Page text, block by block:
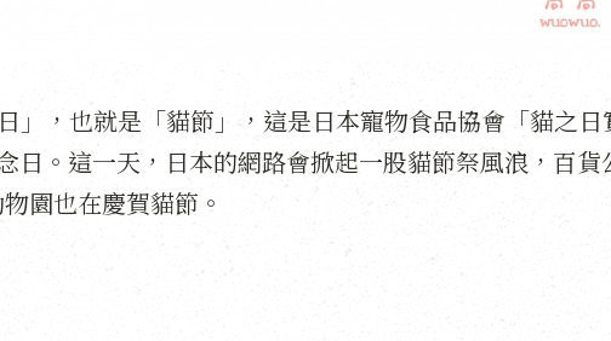
」，也就是「貓節」，這是日本寵物食品協會「貓之日
日。這一天，日本的網路會掀起一股貓節祭風浪，百貨
園也在慶賀貓節。